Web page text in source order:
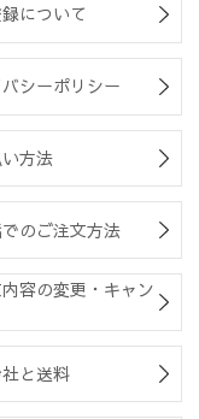
について
シーポリシー
方法
のご注文方法
容の変更・キャン
と送料